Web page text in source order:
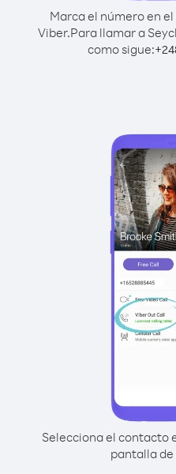
Marca el número en
Viber.Para llamar a
como sigue:+
Selecciona el contacto
pantalla